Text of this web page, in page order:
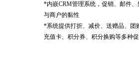
*内嵌CRM管理系统，促销、邮件
与商户的黏性
*系统提供打折、减价、送赠品、团
充值卡、积分券、积分换购等多种